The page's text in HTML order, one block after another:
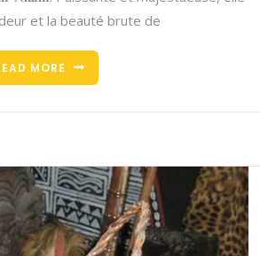
et la beauté brute de
MORE